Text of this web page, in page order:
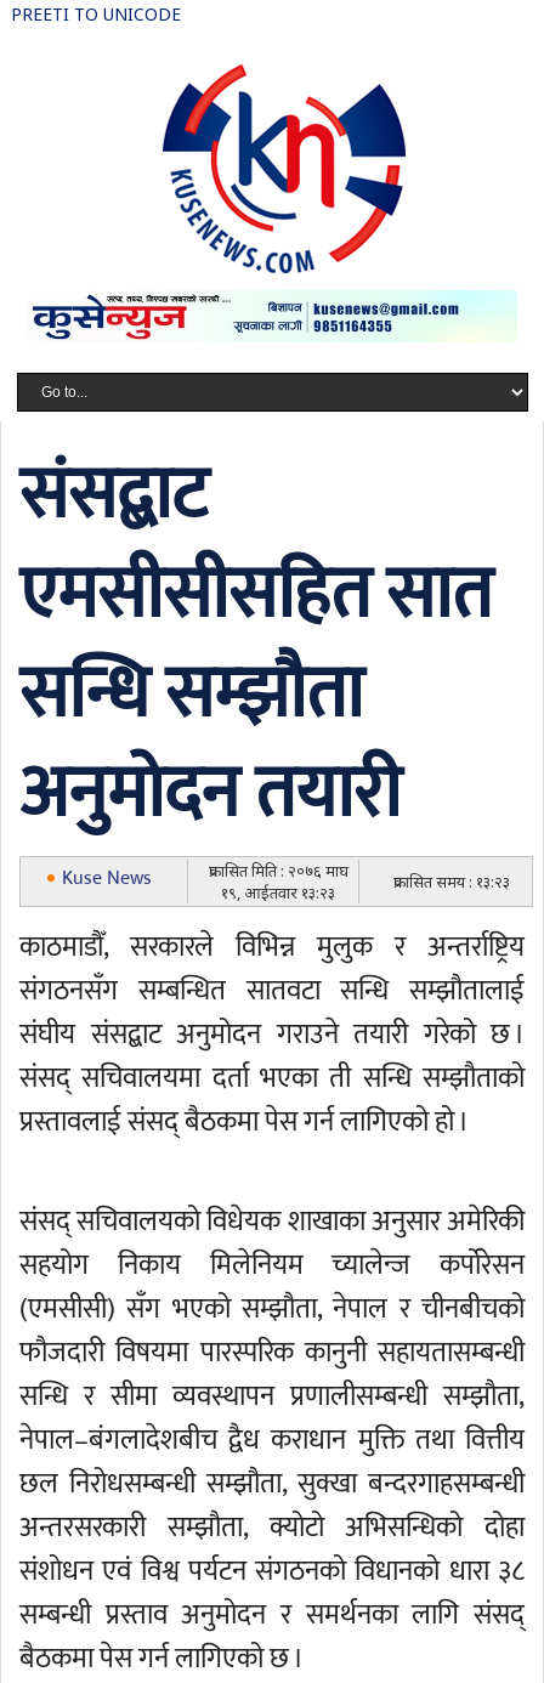
PREETI TO UNICODE
संसद्बाट
एमसीसीसहित सात
सन्धि सम्झौता
अनुमोदन तयारी
Kuse News
प्रकासित मिति : २०७६ माघ
१९, आईतवार १३:२३
प्रकासित समय : १३:२३
काठमाडौँ, सरकारले विभिन्न मुलुक र अन्तर्राष्ट्रिय
संगठनसँग सम्बन्धित सातवटा सन्धि सम्झौतालाई
संघीय संसद्बाट अनुमोदन गराउने तयारी गरेको छ ।
संसद् सचिवालयमा दर्ता भएका ती सन्धि सम्झौताको
प्रस्तावलाई संसद् बैठकमा पेस गर्न लागिएको हो ।
संसद् सचिवालयको विधेयक शाखाका अनुसार अमेरिकी
सहयोग निकाय मिलेनियम च्यालेन्ज कर्पोरेसन
(एमसीसी) सँग भएको सम्झौता, नेपाल र चीनबीचको
फौजदारी विषयमा पारस्परिक कानुनी सहायतासम्बन्धी
सन्धि र सीमा व्यवस्थापन प्रणालीसम्बन्धी सम्झौता,
नेपाल–बंगलादेशबीच द्वैध कराधान मुक्ति तथा वित्तीय
छल निरोधसम्बन्धी सम्झौता, सुक्खा बन्दरगाहसम्बन्धी
अन्तरसरकारी सम्झौता, क्योटो अभिसन्धिको दोहा
संशोधन एवं विश्व पर्यटन संगठनको विधानको धारा ३८
सम्बन्धी प्रस्ताव अनुमोदन र समर्थनका लागि संसद्
बैठकमा पेस गर्न लागिएको छ ।